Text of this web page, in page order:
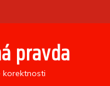
pravda
korektnosti